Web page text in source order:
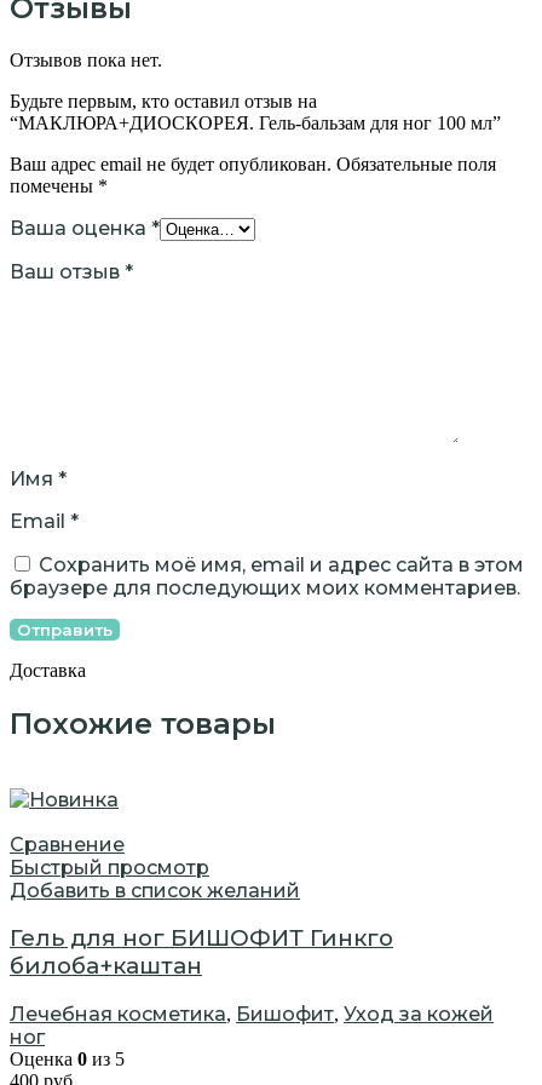
Отзывы
Отзывов пока нет.
Будьте первым, кто оставил отзыв на
“МАКЛЮРА+ДИОСКОРЕЯ. Гель-бальзам для ног 100 мл”
Ваш адрес email не будет опубликован. Обязательные поля
помечены *
Ваша оценка *
Ваш отзыв *
Имя *
Email *
Сохранить моё имя, email и адрес сайта в этом
браузере для последующих моих комментариев.
Доставка
Похожие товары
Сравнение
Быстрый просмотр
Добавить в список желаний
Гель для ног БИШОФИТ Гинкго
билоба+каштан
Лечебная косметика, Бишофит, Уход за кожей
ног
Оценка 0 из 5